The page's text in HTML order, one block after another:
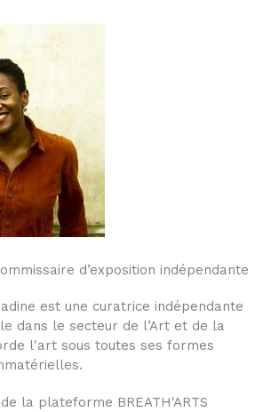
d’exposition indépendante
est une curatrice indépendante
dans le secteur de l’Art et de la
l'art sous toutes ses formes
la plateforme BREATH'ARTS